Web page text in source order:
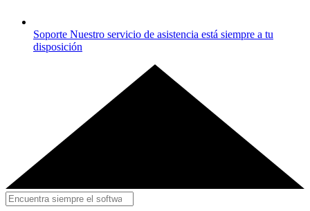
Soporte Nuestro servicio de asistencia está siempre a tu
disposición